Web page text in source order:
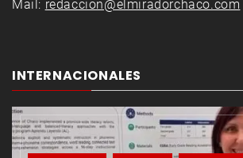
Mail: redaccion@elmiradorchaco.com
INTERNACIONALES